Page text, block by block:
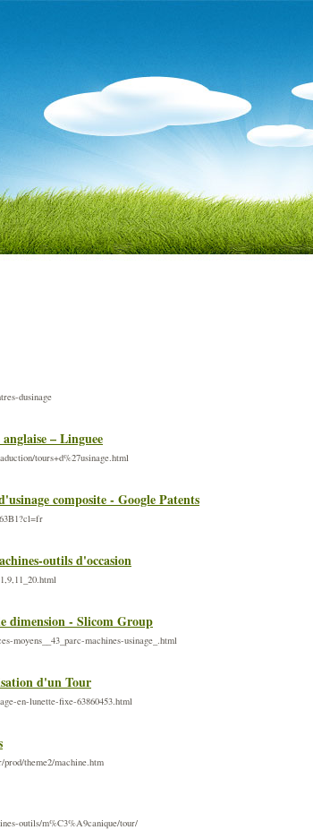
dusinage
– Linguee
tours+d%27usinage.html
composite - Google Patents
outils d'occasion
dimension - Slicom Group
moyens__43_parc-machines-usinage_.html
d'un Tour
en-lunette-fixe-63860453.html
theme2/machine.htm
outils/m%C3%A9canique/tour/